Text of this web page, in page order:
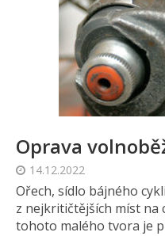
Oprava
14.12.2022
Ořech, sídlo bájného
z nejkritičtějších míst na
tohoto malého tvora je